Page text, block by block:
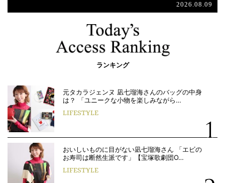
2026.08.09
ランキング
元タカラジェンヌ 凪七瑠海さんのバッグの中身
は？ 「ユニークな小物を楽しみながら…
LIFESTYLE
おいしいものに目がない凪七瑠海さん 「エビの
お寿司は断然生派です」【宝塚歌劇団O…
LIFESTYLE